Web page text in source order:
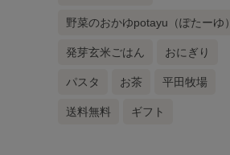
野菜のおかゆpotayu（ぽたーゆ）
発芽玄米ごはん おにぎり
パスタ お茶 平田牧場
送料無料 ギフト